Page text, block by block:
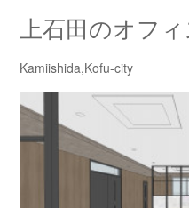
上石田のオフ
Kamiishida,Kofu-city